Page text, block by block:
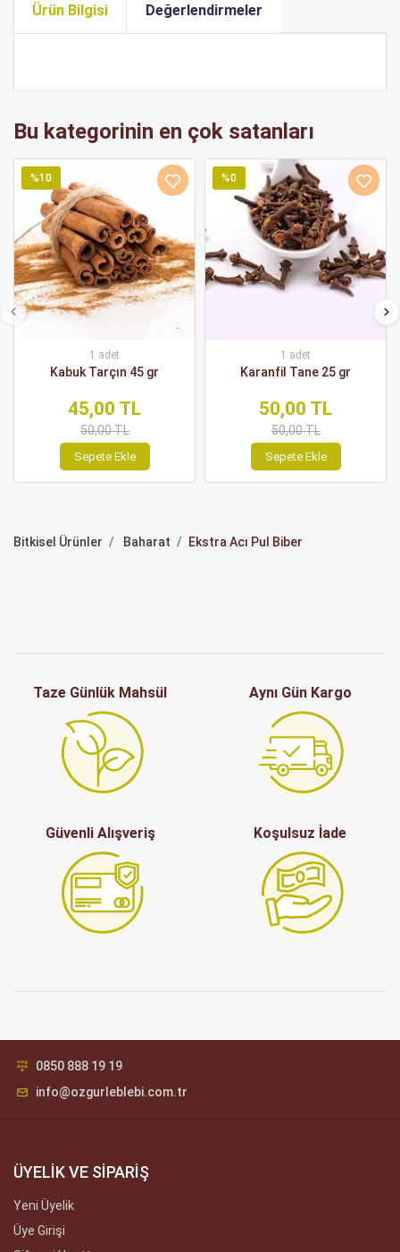
Ürün Bilgisi Değerlendirmeler
Bu kategorinin en çok satanları
%10
1 adet
Kabuk Tarçın 45 gr
45,00 TL
50,00 TL
Sepete Ekle
%0
1 adet
Karanfil Tane 25 gr
50,00 TL
50,00 TL
Sepete Ekle
Bitkisel Ürünler Baharat Ekstra Acı Pul Biber
Taze Günlük Mahsül Aynı Gün Kargo
Güvenli Alışveriş Koşulsuz İade
0850 888 19 19
info@ozgurleblebi.com.tr
ÜYELİK VE SİPARİŞ
Yeni Üyelik
Üye Girişi